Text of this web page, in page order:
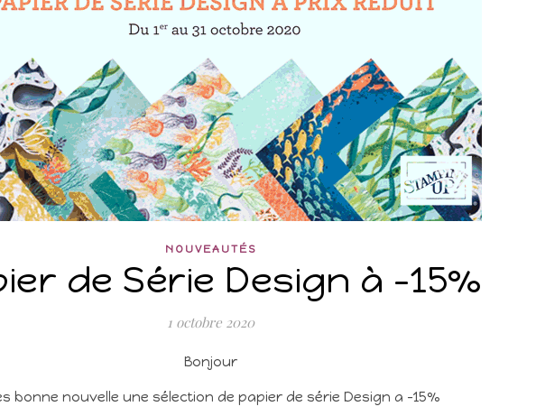
NOUVEAUTÉS
de Série Design à -15%
1 octobre 2020
Bonjour
bonne nouvelle une sélection de papier de série Design a -15%